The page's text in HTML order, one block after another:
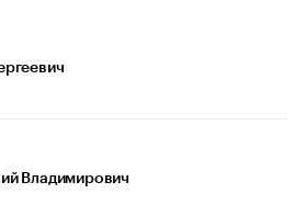
Владимирович